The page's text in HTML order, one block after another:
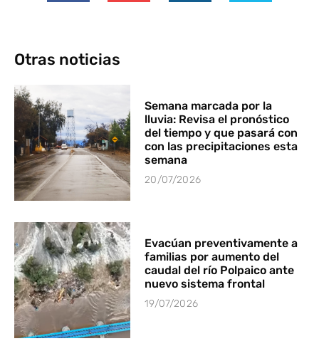
Otras noticias
Semana marcada por la
lluvia: Revisa el pronóstico
del tiempo y que pasará con
con las precipitaciones esta
semana
20/07/2026
Evacúan preventivamente a
familias por aumento del
caudal del río Polpaico ante
nuevo sistema frontal
19/07/2026